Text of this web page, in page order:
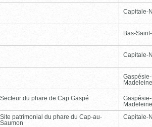
Capitale-
Bas-
Capitale-
Madeleine
Secteur du phare de Cap Gaspé
Madeleine
Site patrimonial du phare du Cap-au-
Saumon
Capitale-